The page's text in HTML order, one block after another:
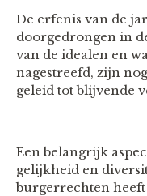
De erfenis van de
doorgedrongen in
van de idealen en
nagestreefd, zijn
geleid tot blijvende
Een belangrijk
gelijkheid en
burgerrechten heeft